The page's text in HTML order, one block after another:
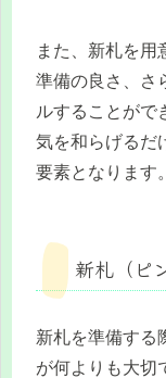
また、新札を用
準備の良さ、さ
ルすることがで
気を和らげるだ
要素となります。
新札（ピ
新札を準備する
が何よりも大切